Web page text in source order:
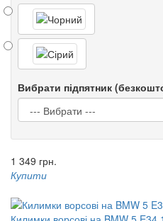
Вибрати підпятник
1 349 грн.
Купити